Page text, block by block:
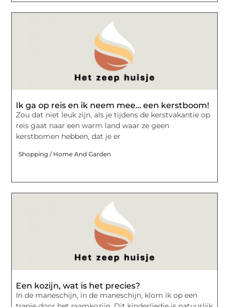
Ik ga op reis en ik neem mee… een kerstboom!
Zou dat niet leuk zijn, als je tijdens de kerstvakantie op
reis gaat naar een warm land waar ze geen
kerstbomen hebben, dat je er
Shopping / Home And Garden
Een kozijn, wat is het precies?
In de maneschijn, in de maneschijn, klom ik op een